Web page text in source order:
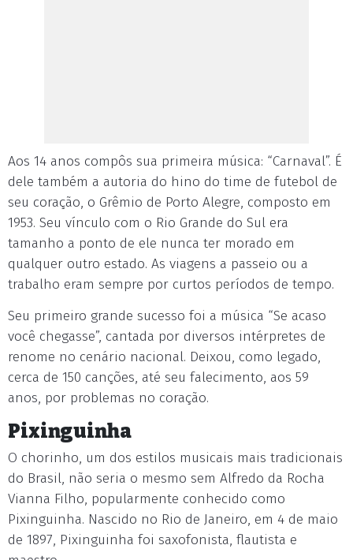
Aos 14 anos compôs sua primeira música: “Carnaval”. É
dele também a autoria do hino do time de futebol de
seu coração, o Grêmio de Porto Alegre, composto em
1953. Seu vínculo com o Rio Grande do Sul era
tamanho a ponto de ele nunca ter morado em
qualquer outro estado. As viagens a passeio ou a
trabalho eram sempre por curtos períodos de tempo.
Seu primeiro grande sucesso foi a música “Se acaso
você chegasse”, cantada por diversos intérpretes de
renome no cenário nacional. Deixou, como legado,
cerca de 150 canções, até seu falecimento, aos 59
anos, por problemas no coração.
Pixinguinha
O chorinho, um dos estilos musicais mais tradicionais
do Brasil, não seria o mesmo sem Alfredo da Rocha
Vianna Filho, popularmente conhecido como
Pixinguinha. Nascido no Rio de Janeiro, em 4 de maio
de 1897, Pixinguinha foi saxofonista, flautista e